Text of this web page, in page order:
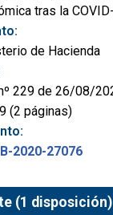
tras la
de Hacienda
229 de 26/08/
(2 páginas)
B-2020-27076
(1 disposición)